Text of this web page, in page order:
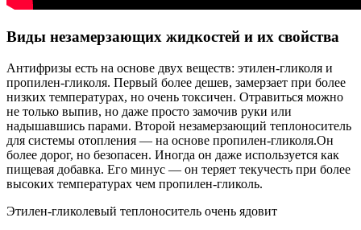
Виды незамерзающих жидкостей и их свойства
Антифризы есть на основе двух веществ: этилен-гликоля и
пропилен-гликоля. Первый более дешев, замерзает при более
низких температурах, но очень токсичен. Отравиться можно
не только выпив, но даже просто замочив руки или
надышавшись парами. Второй незамерзающий теплоноситель
для системы отопления — на основе пропилен-гликоля.Он
более дорог, но безопасен. Иногда он даже используется как
пищевая добавка. Его минус — он теряет текучесть при более
высоких температурах чем пропилен-гликоль.
Этилен-гликолевый теплоноситель очень ядовит